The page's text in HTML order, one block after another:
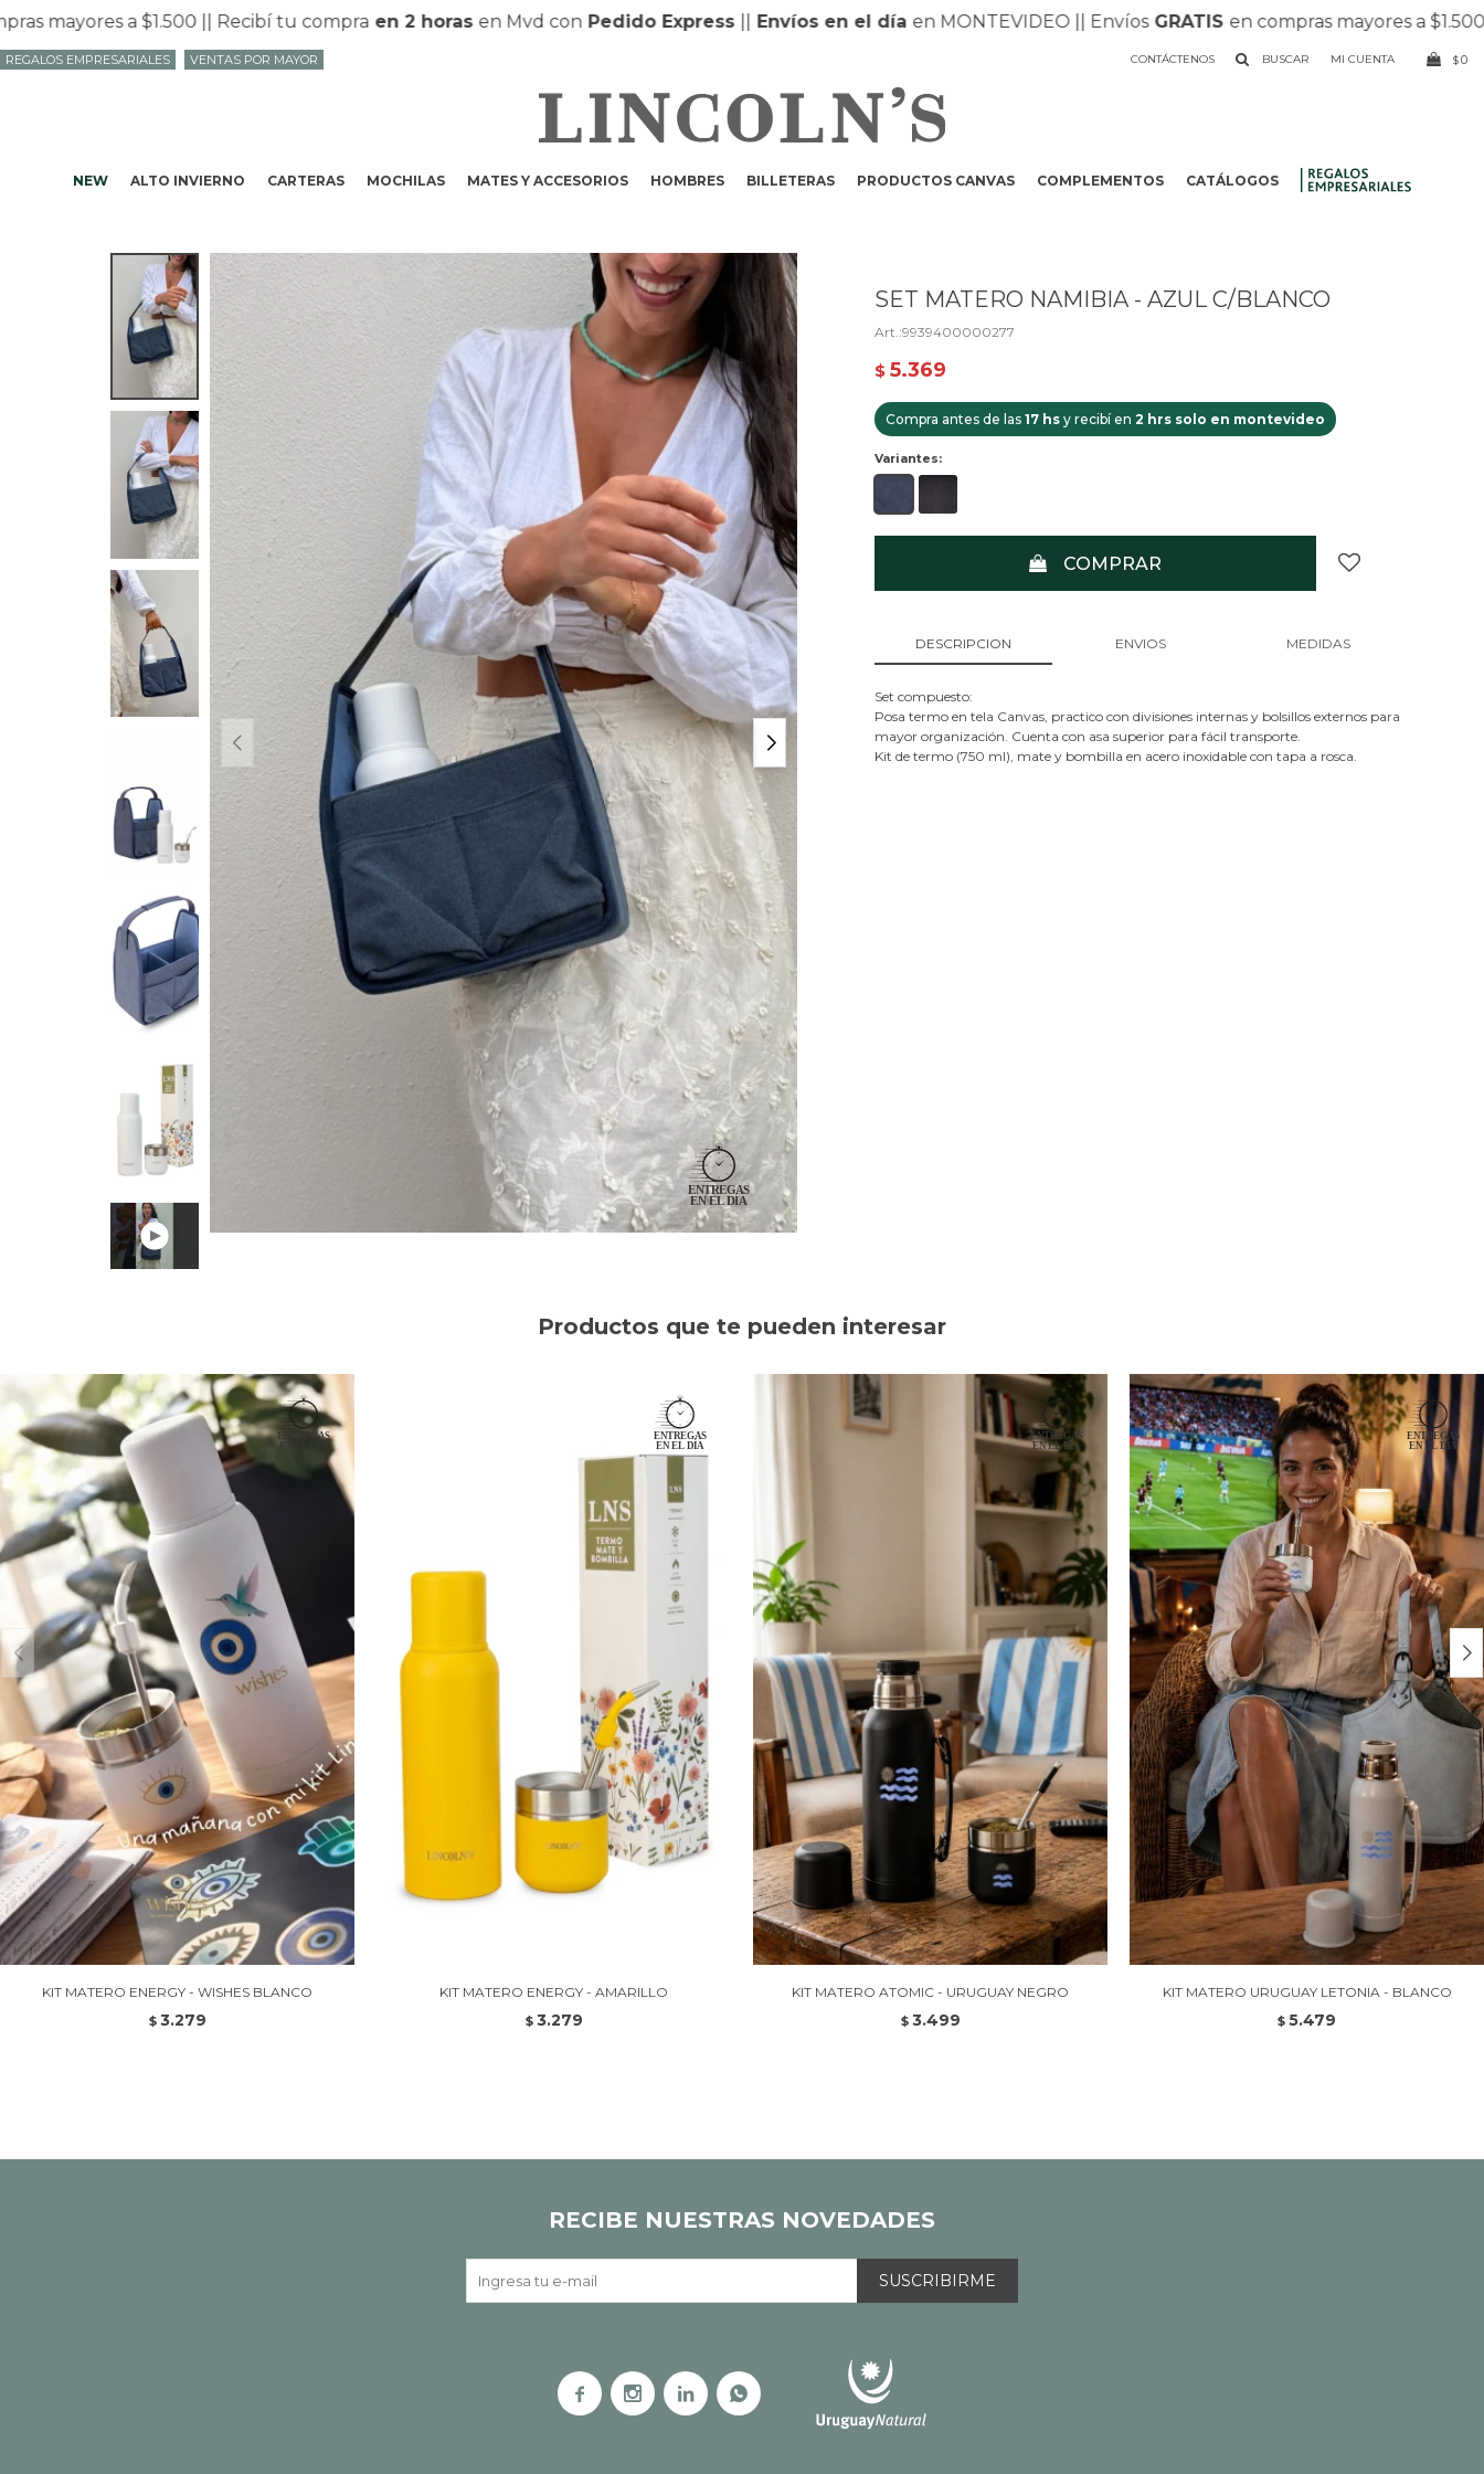
a $1.500 || Recibí tu compraen 2 horasen Mvd conPedido Express||Envíos en el díaen MONTEVIDEO || EnvíosGRATISen compras mayores a $1.500 ||
NEW ALTO INVIERNO CARTERAS MOCHILAS MATES Y ACCESORIOS HOMBRES BILLETERAS PRODUCTOS CANVAS COMPLEMENTOS CATÁLOGOS
CONTÁCTENOS $0
REGALOS EMPRESARIALES VENTAS POR MAYOR
SET MATERO NAMIBIA - AZUL C/BLANCO
9939400000277
$ 5.369
Compra antes de las 17 hs y recibí en 2 hrs solo en montevideo
Variantes:
COMPRAR
DESCRIPCION ENVIOS MEDIDAS
Set compuesto:
Posa termo en tela Canvas, practico con divisiones internas y bolsillos externos para
mayor organización. Cuenta con asa superior para fácil transporte.
Kit de termo (750 ml), mate y bombilla en acero inoxidable con tapa a rosca.
Productos que te pueden interesar
KIT MATERO ENERGY - WISHES BLANCO
$ 3.279
KIT MATERO ENERGY - AMARILLO
$ 3.279
KIT MATERO ATOMIC - URUGUAY NEGRO
$ 3.499
KIT MATERO URUGUAY LETONIA - BLANCO
$ 5.479
RECIBE NUESTRAS NOVEDADES
SUSCRIBIRME
   